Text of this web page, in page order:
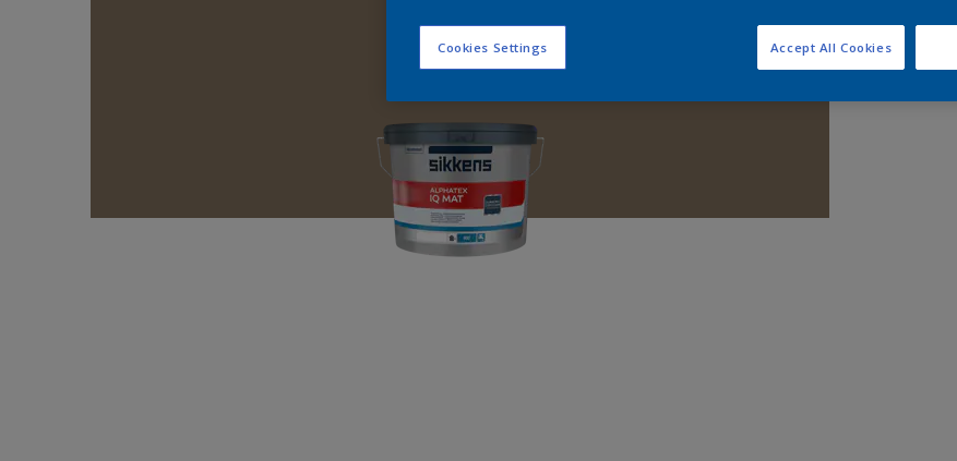
Cookies Settings Accept All Cookies